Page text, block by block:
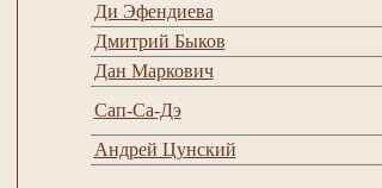
Ди Эфендиева
Дмитрий Быков
Дан Маркович
Сап-Са-Дэ
Андрей Цунский